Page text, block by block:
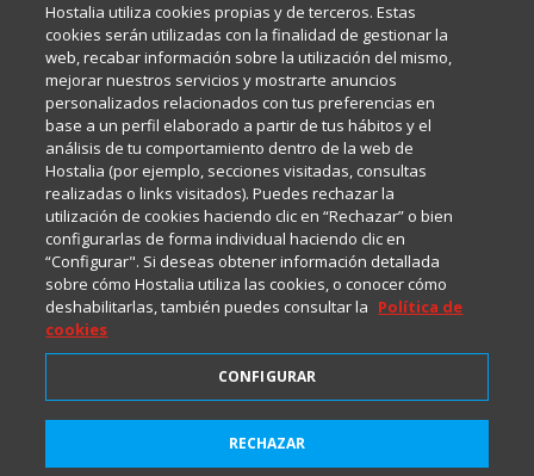
Internet y Tecnología.
Política de privacidad
Política de cookies
Aviso legal
2001-2026 © Copyright
Todos los Derechos Reservados
Hostalia utiliza cookies propias y de terceros. Estas
cookies serán utilizadas con la finalidad de gestionar la
web, recabar información sobre la utilización del mismo,
mejorar nuestros servicios y mostrarte anuncios
personalizados relacionados con tus preferencias en
base a un perfil elaborado a partir de tus hábitos y el
análisis de tu comportamiento dentro de la web de
Hostalia (por ejemplo, secciones visitadas, consultas
realizadas o links visitados). Puedes rechazar la
utilización de cookies haciendo clic en “Rechazar” o bien
configurarlas de forma individual haciendo clic en
“Configurar". Si deseas obtener información detallada
sobre cómo Hostalia utiliza las cookies, o conocer cómo
deshabilitarlas, también puedes consultar la Política de
cookies
CONFIGURAR
RECHAZAR